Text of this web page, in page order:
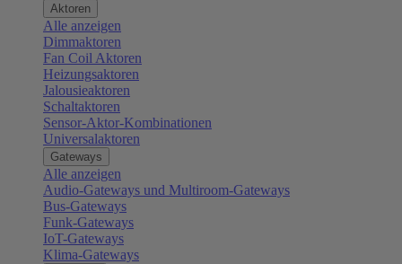
Aktoren
Alle anzeigen
Dimmaktoren
Fan Coil Aktoren
Heizungsaktoren
Jalousieaktoren
Schaltaktoren
Sensor-Aktor-Kombinationen
Universalaktoren
Gateways
Alle anzeigen
Audio-Gateways und Multiroom-Gateways
Bus-Gateways
Funk-Gateways
IoT-Gateways
Klima-Gateways